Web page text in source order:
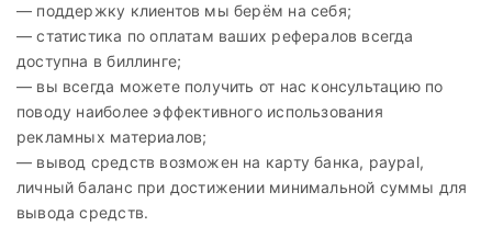
— поддержку клиентов мы берём на себя;
— статистика по оплатам ваших рефералов всегда
доступна в биллинге;
— вы всегда можете получить от нас консультацию по
поводу наиболее эффективного использования
рекламных материалов;
— вывод средств возможен на карту банка, paypal,
личный баланс при достижении минимальной суммы для
вывода средств.